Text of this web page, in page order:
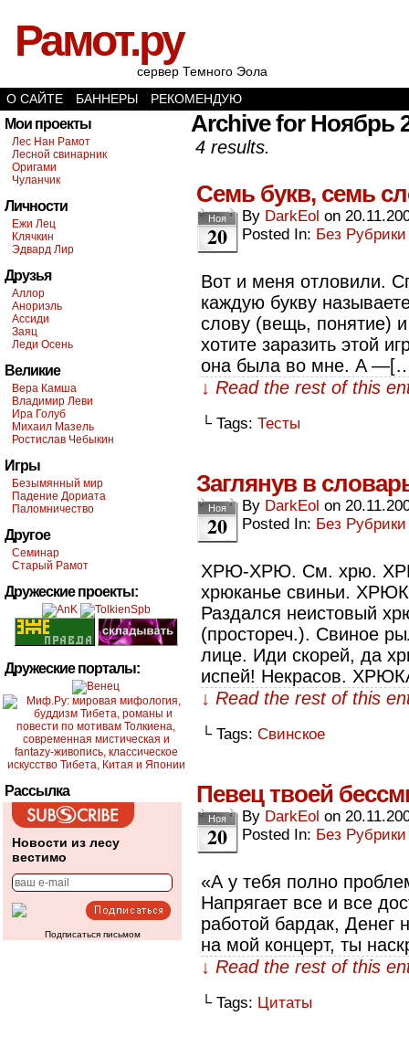
Рамот.ру
сервер Темного Эола
О САЙТЕ
БАННЕРЫ РЕКОМЕНДУЮ
Мои проекты
Лес Нан Рамот
Лесной свинарник
Оригами
Чуланчик
Личности
Ежи Лец
Клячкин
Эдвард Лир
Друзья
Аллор
Анориэль
Ассиди
Заяц
Леди Осень
Великие
Вера Камша
Владимир Леви
Ира Голуб
Михаил Мазель
Ростислав Чебыкин
Игры
Безымянный мир
Падение Дориата
Паломничество
Другое
Семинар
Старый Рамот
Дружеские проекты:
Дружеские порталы:
Рассылка
Новости из лесу
вестимо
Подписаться письмом
Archive for Ноябрь
4 results.
Семь букв, семь
Ноя
20
By DarkEol on
Posted In: Без Рубрики
Вот и меня отловили.
каждую букву
слову (вещь, понятие)
хотите заразить этой
она была во мне. A
↓ Read the rest of this
└ Tags: Тесты
Заглянув в
Ноя
20
By DarkEol on
Posted In: Без Рубрики
ХРЮ-ХРЮ. См. хрю.
хрюканье свиньи.
Раздался неистовый
(простореч.). Свиное
лице. Иди скорей, да
испей! Некрасов.
↓ Read the rest of this
└ Tags: Свинское
Певец твоей
Ноя
20
By DarkEol on
Posted In: Без Рубрики
«А у тебя полно
Напрягает все и все
работой бардак, Денег
на мой концерт, ты
↓ Read the rest of this
└ Tags: Цитаты